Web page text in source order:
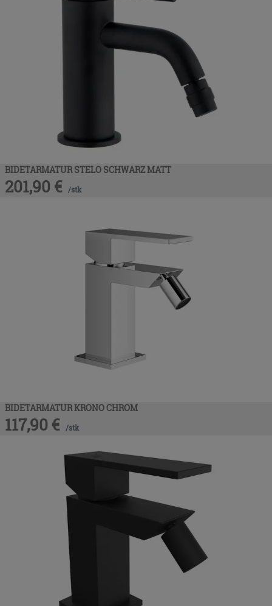
BIDETARMATUR STELO SCHWARZ MATT
201,90 € /stk
BIDETARMATUR KRONO CHROM
117,90 € /stk